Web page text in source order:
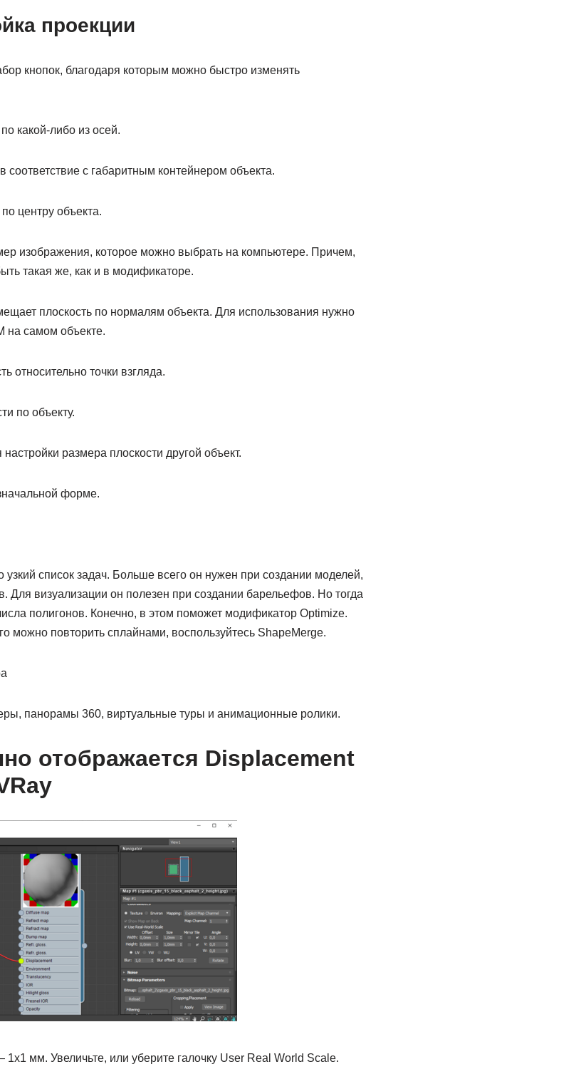
проекции
кнопок, благодаря которым можно быстро изменять
какой-либо из осей.
с габаритным контейнером объекта.
центру объекта.
изображения, которое можно выбрать на компьютере. Причем,
такая же, как и в модификаторе.
плоскость по нормалям объекта. Для использования нужно
на самом объекте.
относительно точки взгляда.
по объекту.
размера плоскости другой объект.
форме.
список задач. Больше всего он нужен при создании моделей,
Для визуализации он полезен при создании барельефов. Но тогда
полигонов. Конечно, в этом поможет модификатор Optimize.
можно повторить сплайнами, воспользуйтесь ShapeMerge.
панорамы 360, виртуальные туры и анимационные ролики.
отображается Displacement
мм. Увеличьте, или уберите галочку User Real World Scale.